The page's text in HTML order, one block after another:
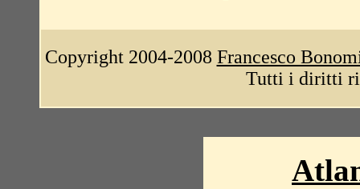
Copyright 2004-2008 Francesco
Tutti i diritti